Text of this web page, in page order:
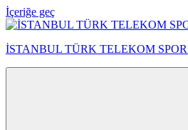
İçeriğe geç
İSTANBUL TÜRK TELEKOM